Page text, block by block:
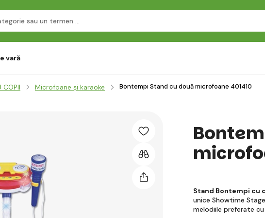
vară
COPII Microfoane și karaoke Bontempi Stand cu două microfoane 401410
Stand Bontempi cu
unice Showtime
melodiile preferate